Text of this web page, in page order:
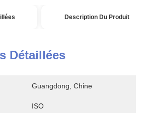
Description Du Produit
Détaillées
Guangdong, Chine
ISO